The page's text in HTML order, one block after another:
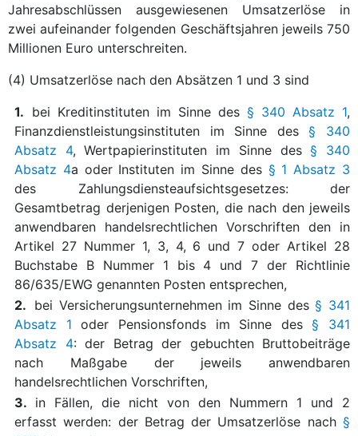
Jahresabschlüssen ausgewiesenen Umsatzerlöse in
zwei aufeinander folgenden Geschäftsjahren jeweils 750
Millionen Euro unterschreiten.
(4) Umsatzerlöse nach den Absätzen 1 und 3 sind
1. bei Kreditinstituten im Sinne des § 340 Absatz 1,
Finanzdienstleistungsinstituten im Sinne des§ 340
Absatz 4, Wertpapierinstituten im Sinne des§ 340
Absatz 4a oder Instituten im Sinne des § 1 Absatz 3
des Zahlungsdiensteaufsichtsgesetzes: der
Gesamtbetrag derjenigen Posten, die nach den jeweils
anwendbaren handelsrechtlichen Vorschriften den in
Artikel 27 Nummer 1, 3, 4, 6 und 7 oder Artikel 28
Buchstabe B Nummer 1 bis 4 und 7 der Richtlinie
86/635/EWG genannten Posten entsprechen,
2. bei Versicherungsunternehmen im Sinne des§ 341
Absatz 1 oder Pensionsfonds im Sinne des§ 341
Absatz 4: der Betrag der gebuchten Bruttobeiträge
nach Maßgabe der jeweils anwendbaren
handelsrechtlichen Vorschriften,
3. in Fällen, die nicht von den Nummern 1 und 2
erfasst werden: der Betrag der Umsatzerlöse nach §